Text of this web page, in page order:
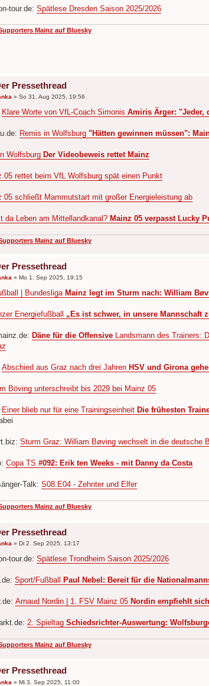
tour.de: Spätlese Dresden Saison 2025/2026
Mainz auf Bluesky
Pressethread
» So 31. Aug 2025, 19:56
Klare Worte von VfL-Coach Simonis Amiris Ärger: "Jeder,
Remis in Wolfsburg "Hätten gewinnen müssen":
Wolfsburg Der Videobeweis rettet Mainz
05 rettet beim VfL Wolfsburg spät einen Punkt
05 schließt Mammutstart mit großer Energieleistung ab
da Leben am Mittellandkanal? Mainz 05 verpasst Lucky
Mainz auf Bluesky
Pressethread
» Mo 1. Sep 2025, 19:15
| Bundesliga Mainz legt im Sturm nach: William
Energiefußball „Es ist schwer, in unsere Mannschaft
Däne für die OffensiveLandsmann des Trainers:
Abschied aus Graz nach drei Jahren HSV und Girona
Böving unterschreibt bis 2029 bei Mainz 05
Einer blieb nur für eine Trainingseinheit Die frühesten
Sturm Graz: William Bøving wechselt in die deutsche
Copa TS #092: Erik ten Weeks - mit Danny da Costa
Talk: S08.E04 - Zehnter und Elfer
Mainz auf Bluesky
Pressethread
» Di 2. Sep 2025, 13:17
tour.de: Spätlese Trondheim Saison 2025/2026
Sport/Fußball Paul Nebel: Bereit für die
Arnaud Nordin | 1. FSV Mainz 05 Nordin empfiehlt
2. Spieltag Schiedsrichter-Auswertung:
Mainz auf Bluesky
Pressethread
» Mi 3. Sep 2025, 11:00